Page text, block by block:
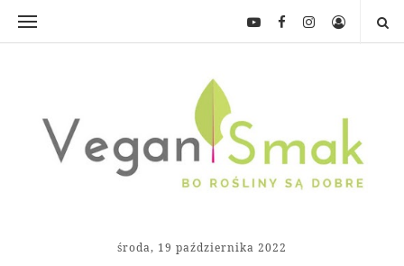
środa, 19 października 2022